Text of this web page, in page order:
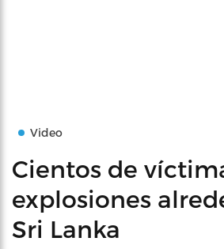
Video
Cientos de
explosiones
Sri Lanka